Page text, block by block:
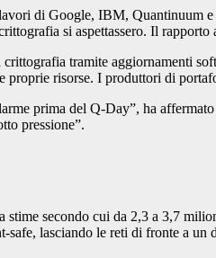
di Google, IBM, Quantinuum
si aspettassero. Il
tramite aggiornamenti
proprie risorse. I produttori di
prima del Q-Day”, ha
pressione”.
secondo cui da 2,3 a 3,7
lasciando le reti di fronte a